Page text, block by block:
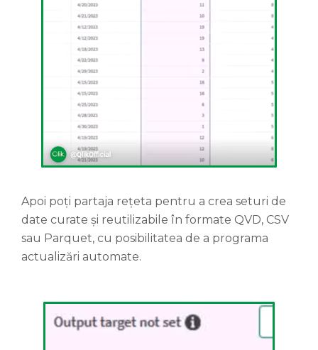
Apoi poți partaja rețeta pentru a crea seturi de
date curate și reutilizabile în formate QVD, CSV
sau Parquet, cu posibilitatea de a programa
actualizări automate.